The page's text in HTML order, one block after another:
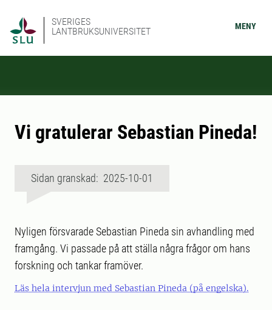
SVERIGES
LANTBRUKSUNIVERSITET
MENY
Vi gratulerar Sebastian Pineda!
Sidan granskad: 2025-10-01
Nyligen försvarade Sebastian Pineda sin avhandling med
framgång. Vi passade på att ställa några frågor om hans
forskning och tankar framöver.
Läs hela intervjun med Sebastian Pineda (på engelska).